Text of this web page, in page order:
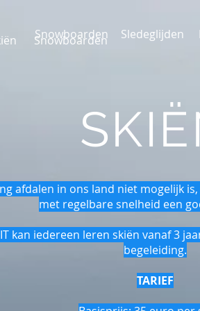
Snowboarden Sledeglijden
Snowboarden
afdalen in ons land niet mogelijk
met regelbare snelheid een
kan iedereen leren skiën vanaf 3
begeleiding.
TARIEF